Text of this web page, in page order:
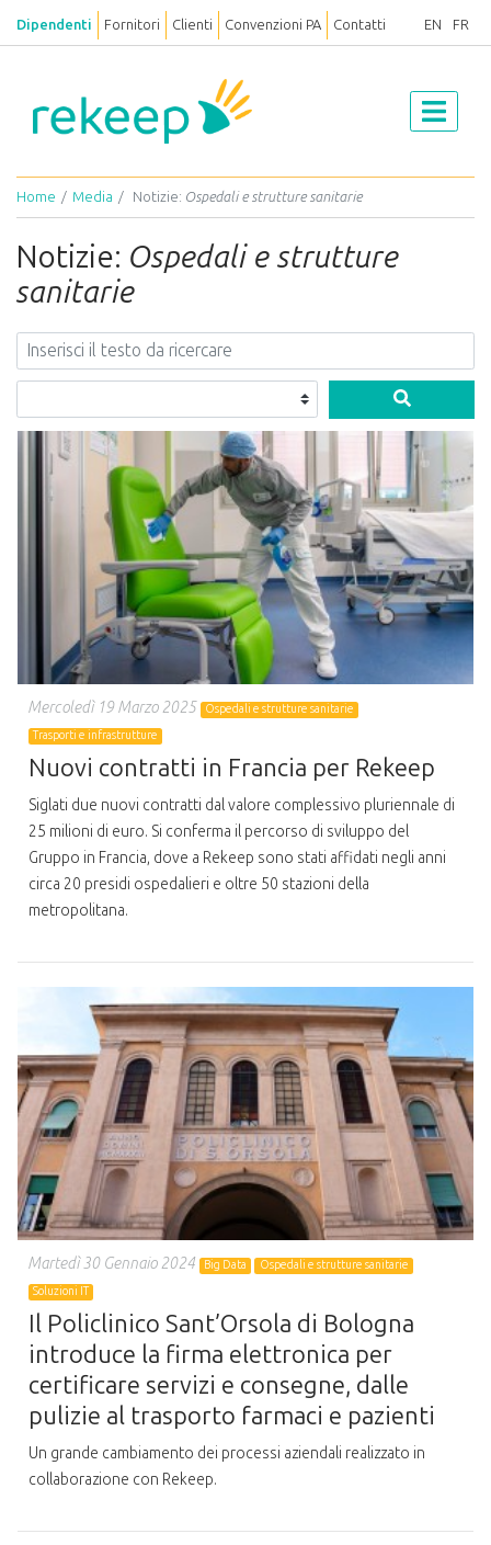
Dipendenti Fornitori Clienti Convenzioni PA Contatti EN FR
Home Media Notizie: Ospedali e strutture sanitarie
Notizie: Ospedali e strutture
sanitarie
Mercoledì 19 Marzo 2025
Ospedali e strutture sanitarie
Trasporti e infrastrutture
Nuovi contratti in Francia per Rekeep
Siglati due nuovi contratti dal valore complessivo pluriennale di
25 milioni di euro. Si conferma il percorso di sviluppo del
Gruppo in Francia, dove a Rekeep sono stati affidati negli anni
circa 20 presidi ospedalieri e oltre 50 stazioni della
metropolitana.
Martedì 30 Gennaio 2024 Big Data
Ospedali e strutture sanitarie
Soluzioni IT
Il Policlinico Sant’Orsola di Bologna
introduce la firma elettronica per
certificare servizi e consegne, dalle
pulizie al trasporto farmaci e pazienti
Un grande cambiamento dei processi aziendali realizzato in
collaborazione con Rekeep.